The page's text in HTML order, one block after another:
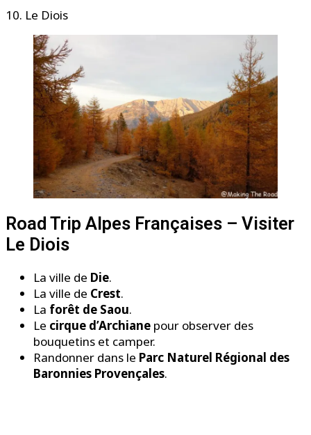
10. Le Diois
Road Trip Alpes Françaises – Visiter
Le Diois
La ville de Die.
La ville de Crest.
La forêt de Saou.
Le cirque d’Archiane pour observer des
bouquetins et camper.
Randonner dans le Parc Naturel Régional des
Baronnies Provençales.